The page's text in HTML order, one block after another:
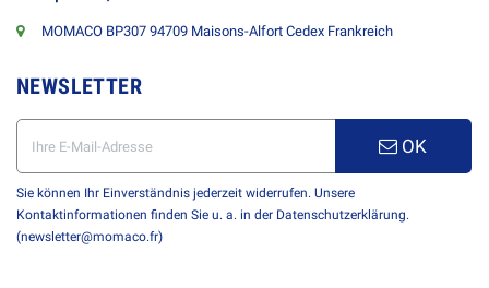
MOMACO BP307 94709 Maisons-Alfort Cedex Frankreich
NEWSLETTER
OK
Sie können Ihr Einverständnis jederzeit widerrufen. Unsere
Kontaktinformationen finden Sie u. a. in der Datenschutzerklärung.
(newsletter@momaco.fr)